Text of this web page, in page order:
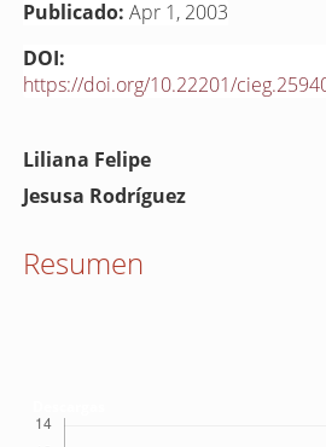
Publicado: Apr 1, 2003
DOI:
https://doi.org/10.22201/
Contenido
principal
artículo
Liliana Felipe
Jesusa Rodríguez
Resumen